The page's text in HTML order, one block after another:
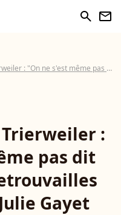
search newsletter
même pas dit bonjour", ses retrouvailles tendues avec Julie Gayet
:
pas dit
Gayet